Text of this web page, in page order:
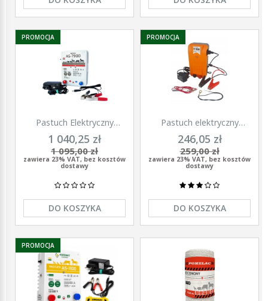
Pastuch Elektryczny
Elektryzator uniwersalny
Pomelac AS-7900 7,9 Jula
1 040,25 zł
1 095,00 zł
zawiera 23% VAT, bez kosztów
dostawy
DO KOSZYKA
PROMOCJA
Pastuch elektryczny
elektryzator uniwersalny z
zasilaczem 9/12/230V
Unitra - U1000
246,05 zł
259,00 zł
zawiera 23% VAT, bez kosztów
dostawy
DO KOSZYKA
PROMOCJA
PROMOCJA